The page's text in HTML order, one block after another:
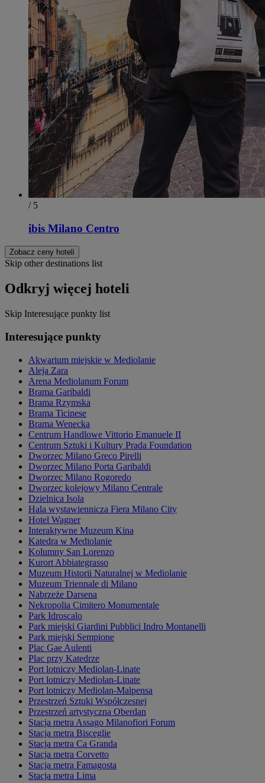
/ 5
ibis Milano Centro
Zobacz ceny hoteli
Skip other destinations list
Odkryj więcej hoteli
Skip Interesujące punkty list
Interesujące punkty
Akwarium miejskie w Mediolanie
Aleja Zara
Arena Mediolanum Forum
Brama Garibaldi
Brama Rzymska
Brama Ticinese
Brama Wenecka
Centrum Handlowe Vittorio Emanuele II
Centrum Sztuki i Kultury Prada Foundation
Dworzec Milano Greco Pirelli
Dworzec Milano Porta Garibaldi
Dworzec Milano Rogoredo
Dworzec kolejowy Milano Centrale
Dzielnica Isola
Hala wystawiennicza Fiera Milano City
Hotel Wagner
Interaktywne Muzeum Kina
Katedra w Mediolanie
Kolumny San Lorenzo
Kurort Abbiategrasso
Muzeum Historii Naturalnej w Mediolanie
Muzeum Triennale di Milano
Nabrzeże Darsena
Nekropolia Cimitero Monumentale
Park Idroscalo
Park miejski Giardini Pubblici Indro Montanelli
Park miejski Sempione
Plac Gae Aulenti
Plac przy Katedrze
Port lotniczy Mediolan-Linate
Port lotniczy Mediolan-Linate
Port lotniczy Mediolan-Malpensa
Przestrzeń Sztuki Współczesnej
Przestrzeń artystyczna Oberdan
Stacja metra Assago Milanofiori Forum
Stacja metra Bisceglie
Stacja metra Ca Granda
Stacja metra Corvetto
Stacja metra Famagosta
Stacja metra Lima